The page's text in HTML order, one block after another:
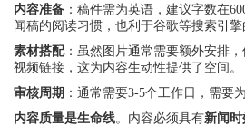
内容准备 ：稿件需为英语，建议字数在
闻稿的阅读习惯，也利于谷歌等搜索引擎
素材搭配：虽然图片通常需要额外安排
视频链接，这为内容生动性提供了空间。
审核周期 ：通常需要3-5个工作日，需要
内容质量是生命线。内容必须具有新闻时